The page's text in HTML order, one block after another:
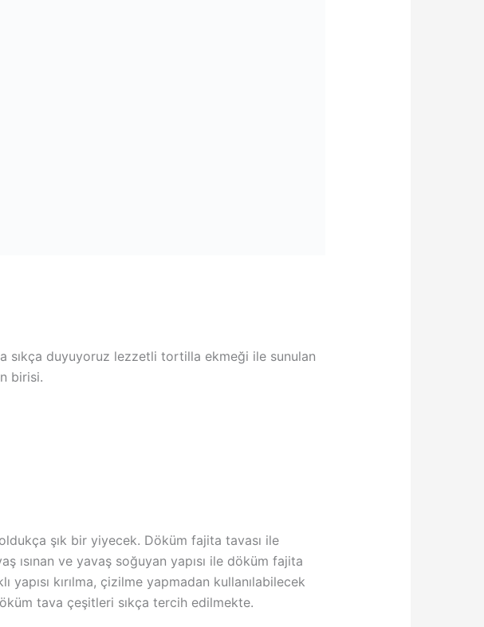
sıkça duyuyoruz lezzetli tortilla ekmeği ile sunulan
birisi.
şık bir yiyecek. Döküm fajita tavası ile
ısınan ve yavaş soğuyan yapısı ile döküm fajita
kırılma, çizilme yapmadan kullanılabilecek
tava çeşitleri sıkça tercih edilmekte.